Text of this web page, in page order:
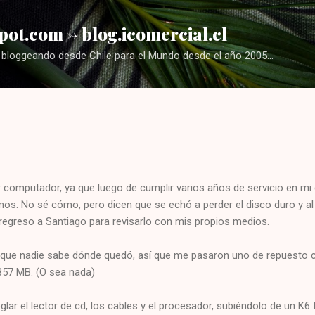
Ir al contenido principal
-> blog.icomercial.cl
desde Chile para el Mundo desde el año 2005...
ya que luego de cumplir varios años de servicio en mi
No sé cómo, pero dicen que se echó a perder el disco duro y
a Santiago para revisarlo con mis propios medios.
nadie sabe dónde quedó, así que me pasaron uno de repuesto
MB. (O sea nada)
el lector de cd, los cables y el procesador, subiéndolo de un K6